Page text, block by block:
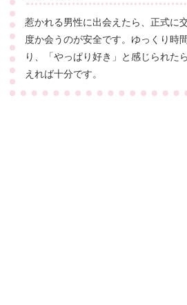
惹かれる男性に出会えたら、正式に
度か会うのが安全です。ゆっくり時
り、「やっぱり好き」と感じられた
えれば十分です。